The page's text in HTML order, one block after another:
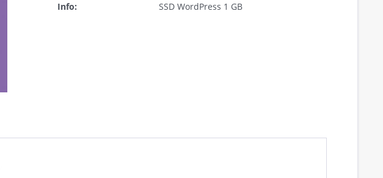
Info:
SSD WordPress 1 GB